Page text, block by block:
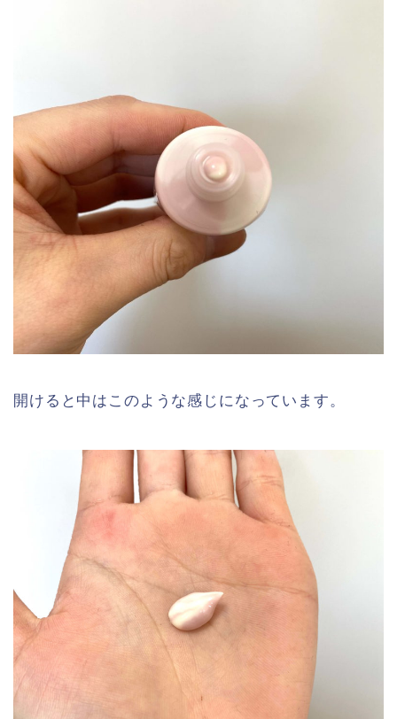
開けると中はこのような感じになっています。